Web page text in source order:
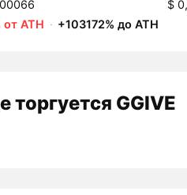
$
от ATH · +103172% до ATH
торгуется GGIVE